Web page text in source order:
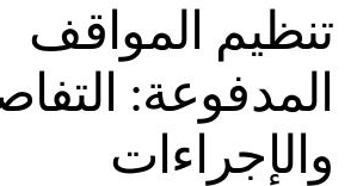
تنظيم المواقف
المدفوعة:
والإجراءات